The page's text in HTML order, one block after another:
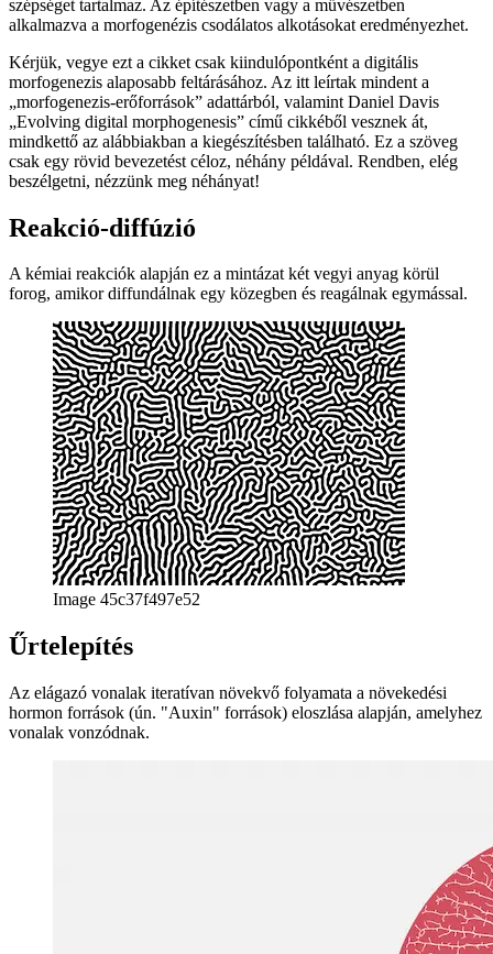
A legfőbb ok, amiért írok róla, az, hogy jobban felhívjam a
figyelmet azokra a lenyűgöző eredményekre, amelyek akkor
merülhetnek fel, amikor a számítást ilyen nagy interdiszciplináris
területre alkalmazzák, különös tekintettel a biológiára. A komplex
természeti minták körüli rejtély mindig elbűvölt, mivel olyan pontos
szépséget tartalmaz. Az építészetben vagy a művészetben
alkalmazva a morfogenézis csodálatos alkotásokat eredményezhet.
Kérjük, vegye ezt a cikket csak kiindulópontként a digitális
morfogenezis alaposabb feltárásához. Az itt leírtak mindent a
„Evolving digital morphogenesis” című cikkéből vesznek át,
csak egy rövid bevezetést céloz, néhány példával. Rendben, elég
beszélgetni, nézzünk meg néhányat!
Reakció-diffúzió
A kémiai reakciók alapján ez a mintázat két vegyi anyag körül
forog, amikor diffundálnak egy közegben és reagálnak egymással.
Image 45c37f497e52